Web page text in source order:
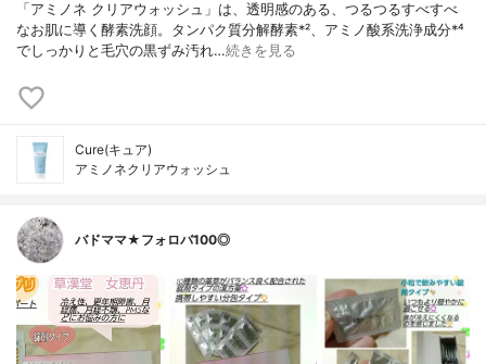
「アミノネ クリアウォッシュ」は、透明感のある、つるつるすべすべ
なお肌に導く酵素洗顔。タンパク質分解酵素*²、アミノ酸系洗浄成分*⁴
でしっかりと毛穴の黒ずみ汚れ…続きを見る
Cure(キュア)
アミノネクリアウォッシュ
バドママ★フォロバ100◎